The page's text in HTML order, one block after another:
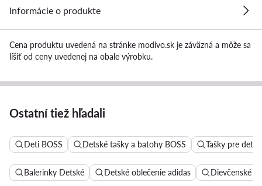
Informácie o produkte
Cena produktu uvedená na stránke modivo.sk je záväzná a môže sa
líšiť od ceny uvedenej na obale výrobku.
Ostatní tiež hľadali
Deti BOSS Detské tašky a batohy BOSS Tašky pre deti
Balerinky Detské Detské oblečenie adidas Dievčenské